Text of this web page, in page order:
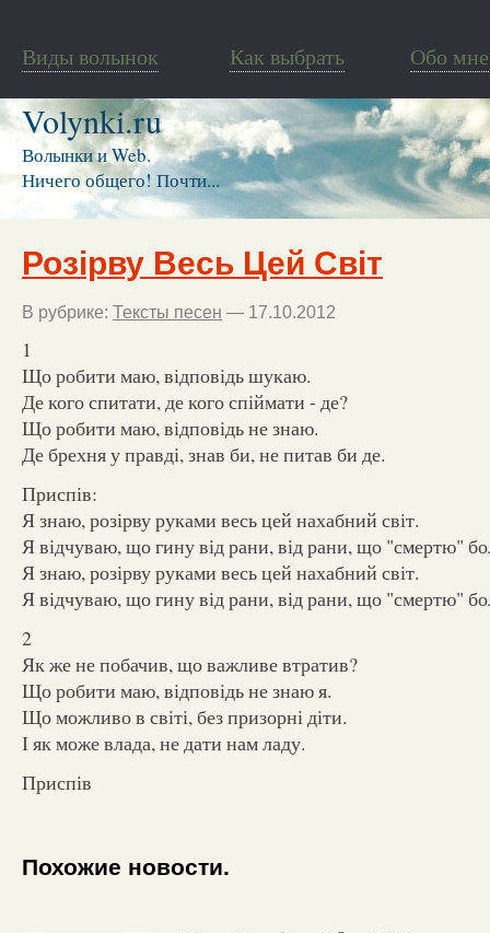
Виды волынок Как выбрать Обо мне
Volynki.ru
Волынки и Web.
Ничего общего! Почти...
Розірву Весь Цей Світ
В рубрике: Тексты песен — 17.10.2012
1
Що робити маю, відповідь шукаю.
Де кого спитати, де кого спіймати - де?
Що робити маю, відповідь не знаю.
Де брехня у правді, знав би, не питав би де.
Приспів:
Я знаю, розірву руками весь цей нахабний світ.
Я відчуваю, що гину від рани, від рани, що "смертю"
Я знаю, розірву руками весь цей нахабний світ.
Я відчуваю, що гину від рани, від рани, що "смертю"
2
Як же не побачив, що важливе втратив?
Що робити маю, відповідь не знаю я.
Що можливо в світі, без призорні діти.
І як може влада, не дати нам ладу.
Приспів
Похожие новости.